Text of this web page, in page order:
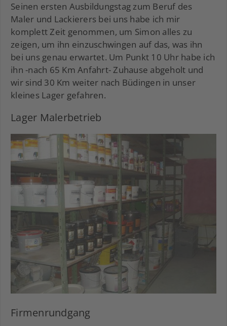
Seinen ersten Ausbildungstag zum Beruf des
Maler und Lackierers bei uns habe ich mir
komplett Zeit genommen, um Simon alles zu
zeigen, um ihn einzuschwingen auf das, was ihn
bei uns genau erwartet. Um Punkt 10 Uhr habe ich
ihn -nach 65 Km Anfahrt- Zuhause abgeholt und
wir sind 30 Km weiter nach Büdingen in unser
kleines Lager gefahren.
Lager Malerbetrieb
Firmenrundgang